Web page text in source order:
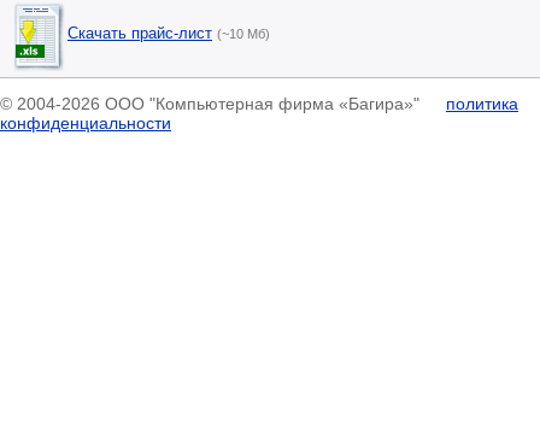
Скачать прайс-лист (~10 Мб)
© 2004-2026 ООО "Компьютерная фирма «Багира»" политика
конфиденциальности